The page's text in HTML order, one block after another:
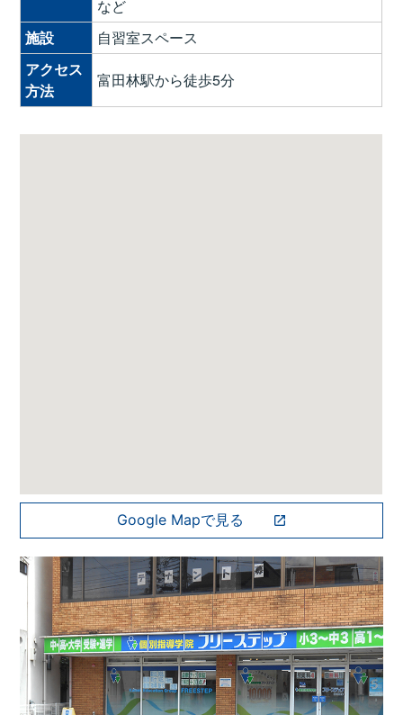
など
施設
自習室スペース
アクセス
方法
富田林駅から徒歩5分
Google Mapで見る